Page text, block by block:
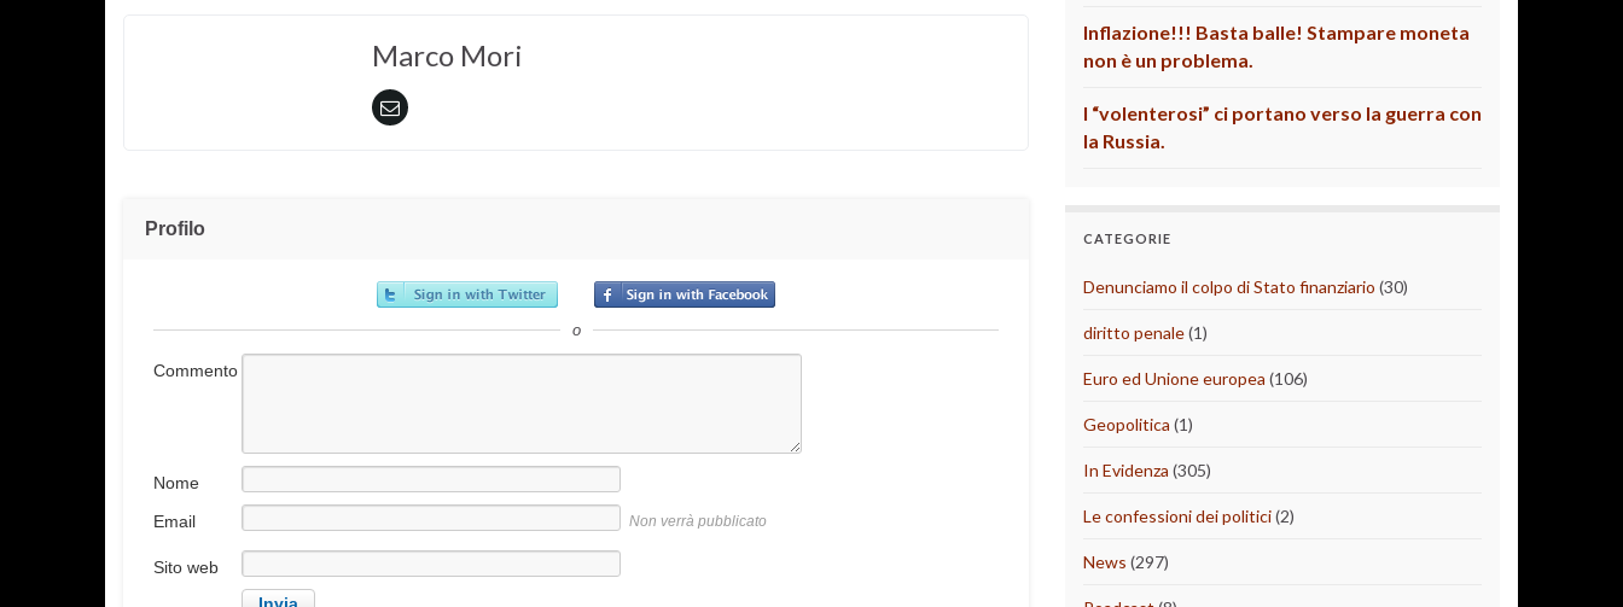
Marco Mori
Profilo
o
Commento
Nome
Email
Non verrà pubblicato
Sito web
Inflazione!!! Basta balle! Stampare moneta
non è un problema.
I “volenterosi” ci portano verso la guerra con
la Russia.
CATEGORIE
Denunciamo il colpo di Stato finanziario (30)
diritto penale(1)
Euro ed Unione europea (106)
Geopolitica (1)
In Evidenza (305)
Le confessioni dei politici(2)
News (297)